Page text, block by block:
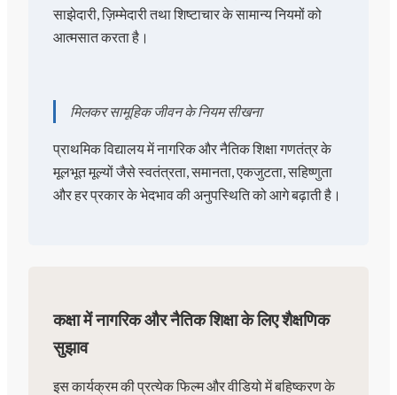
साझेदारी, ज़िम्मेदारी तथा शिष्टाचार के सामान्य नियमों को
आत्मसात करता है।
मिलकर सामूहिक जीवन के नियम सीखना
प्राथमिक विद्यालय में नागरिक और नैतिक शिक्षा गणतंत्र के
मूलभूत मूल्यों जैसे स्वतंत्रता, समानता, एकजुटता, सहिष्णुता
और हर प्रकार के भेदभाव की अनुपस्थिति को आगे बढ़ाती है।
कक्षा में नागरिक और नैतिक शिक्षा के लिए शैक्षणिक
सुझाव
इस कार्यक्रम की प्रत्येक फिल्म और वीडियो में बहिष्करण के